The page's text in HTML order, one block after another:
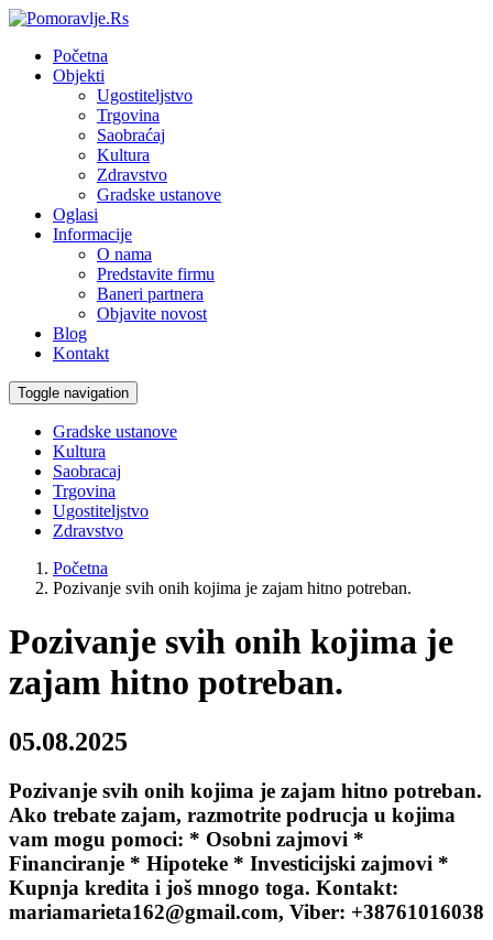
Početna
Objekti
Ugostiteljstvo
Trgovina
Saobraćaj
Kultura
Zdravstvo
Gradske ustanove
Oglasi
Informacije
O nama
Predstavite firmu
Baneri partnera
Objavite novost
Blog
Kontakt
Toggle navigation
Gradske ustanove
Kultura
Saobracaj
Trgovina
Ugostiteljstvo
Zdravstvo
Početna
Pozivanje svih onih kojima je zajam hitno potreban.
Pozivanje svih onih kojima je
zajam hitno potreban.
05.08.2025
Pozivanje svih onih kojima je zajam hitno potreban.
Ako trebate zajam, razmotrite podrucja u kojima
vam mogu pomoci: * Osobni zajmovi *
Financiranje * Hipoteke * Investicijski zajmovi *
Kupnja kredita i još mnogo toga. Kontakt:
mariamarieta162@gmail.com, Viber: +38761016038